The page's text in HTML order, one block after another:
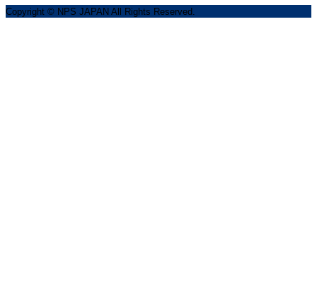
Copyright © NPS JAPAN All Rights Reserved.